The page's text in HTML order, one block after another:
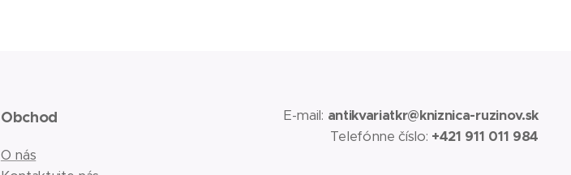
Obchod
O nás
E-mail: antikvariatkr@kniznica-ruzinov.sk
Telefónne číslo: +421 911 011 984